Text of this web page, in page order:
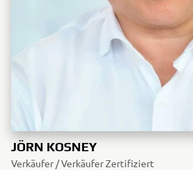
JÖRN KOSNEY
Verkäufer / Verkäufer Zertifiziert